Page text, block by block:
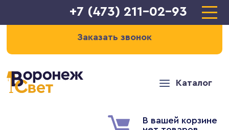
+7 (473) 211-02-93
Заказать звонок
Каталог
В вашей корзине